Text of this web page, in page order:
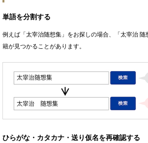
単語を分割する
例えば「太宰治随想集」をお探しの場合、「太宰治
籍が見つかることがあります。
ひらがな・カタカナ・送り仮名を再確認する